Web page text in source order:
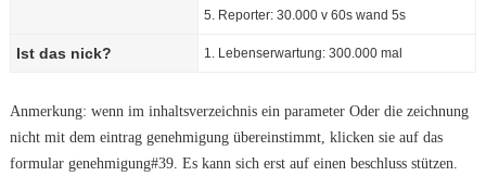
5. Reporter: 30.000 v 60s wand 5s
Ist das nick? 1. Lebenserwartung: 300.000 mal
Anmerkung: wenn im inhaltsverzeichnis ein parameter Oder die zeichnung
nicht mit dem eintrag genehmigung übereinstimmt, klicken sie auf das
formular genehmigung#39. Es kann sich erst auf einen beschluss stützen.